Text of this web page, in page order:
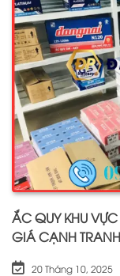
ẮC QUY KHU
GIÁ CẠNH
20 Tháng 10, 2025